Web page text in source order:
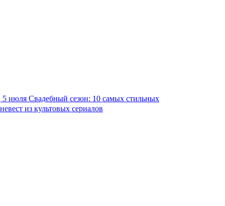
5 июля Свадебный сезон: 10 самых стильных
невест из культовых сериалов